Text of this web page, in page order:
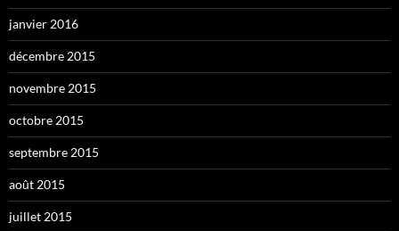
janvier 2016
décembre 2015
novembre 2015
octobre 2015
septembre 2015
août 2015
juillet 2015